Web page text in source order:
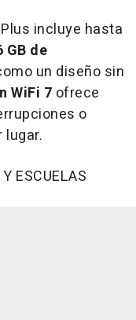
incluye hasta
GB de
un diseño sin
WiFi 7 ofrece
o
ESCUELAS